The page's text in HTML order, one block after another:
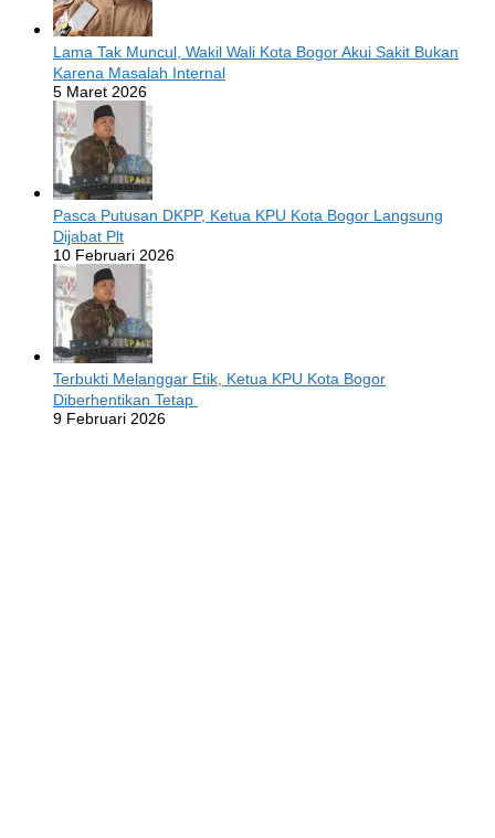
Lama Tak Muncul, Wakil Wali Kota Bogor Akui Sakit Bukan
Karena Masalah Internal
5 Maret 2026
Pasca Putusan DKPP, Ketua KPU Kota Bogor Langsung
Dijabat Plt
10 Februari 2026
Terbukti Melanggar Etik, Ketua KPU Kota Bogor
Diberhentikan Tetap
9 Februari 2026